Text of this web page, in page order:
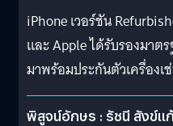
iPhone เวอร์ชัน
และ Apple ได้รับรองมาต
มาพร้อมประกันตัวเครื่องเ
พิสูจน์อักษร : รัชนี สังข์แ